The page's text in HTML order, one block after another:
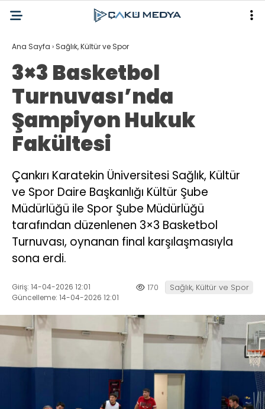
Ana Sayfa › Sağlık, Kültür ve Spor
3×3 Basketbol
Turnuvası’nda
Şampiyon Hukuk
Fakültesi
Çankırı Karatekin Üniversitesi Sağlık, Kültür
ve Spor Daire Başkanlığı Kültür Şube
Müdürlüğü ile Spor Şube Müdürlüğü
tarafından düzenlenen 3×3 Basketbol
Turnuvası, oynanan final karşılaşmasıyla
sona erdi.
Giriş: 14-04-2026 12:01
Güncelleme: 14-04-2026 12:01
170 Sağlık, Kültür ve Spor